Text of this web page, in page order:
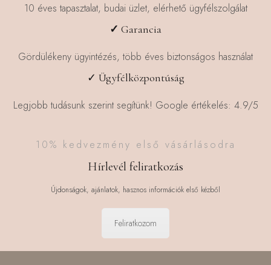
10 éves tapasztalat, budai üzlet, elérhető ügyfélszolgálat
✓ Garancia
Gördülékeny ügyintézés, több éves biztonságos használat
✓ Ügyfélközpontúság
Legjobb tudásunk szerint segítünk! Google értékelés: 4.9/5
10% kedvezmény első vásárlásodra
Hírlevél feliratkozás
Újdonságok, ajánlatok, hasznos információk első kézből
Feliratkozom